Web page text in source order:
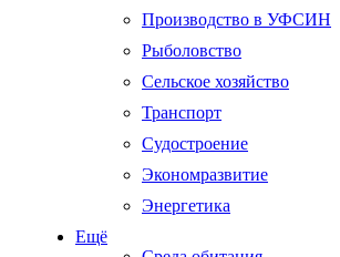
Производство в УФСИН
Рыболовство
Сельское хозяйство
Транспорт
Судостроение
Экономразвитие
Энергетика
Ещё